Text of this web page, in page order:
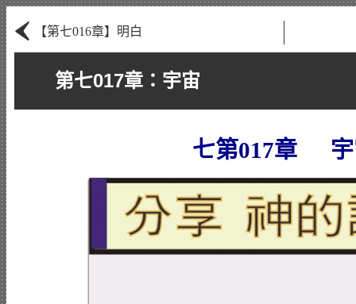
‹ 【第七016章】明白
第七017章：宇宙
七第017章 宇